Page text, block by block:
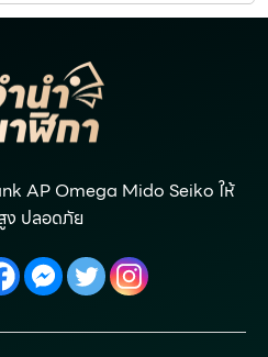
AP Omega Mido Seiko ให้
ง ปลอดภัย